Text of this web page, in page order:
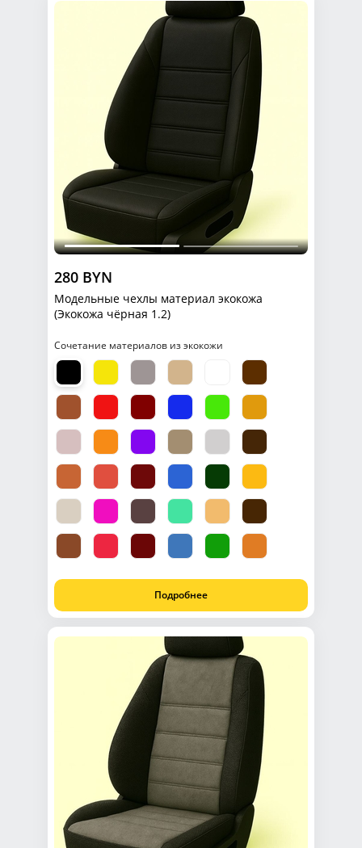
280 BYN
Модельные чехлы материал экокожа
(Экокожа чёрная 1.2)
Сочетание материалов из экокожи
Подробнее